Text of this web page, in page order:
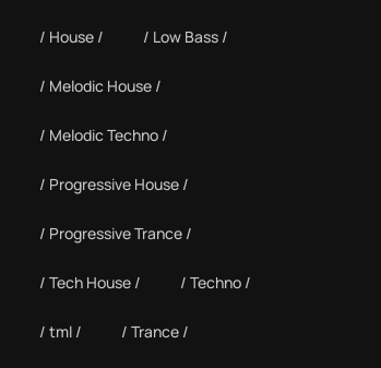
House Low Bass
Melodic House
Melodic Techno
Progressive House
Progressive Trance
Tech House Techno
tml Trance